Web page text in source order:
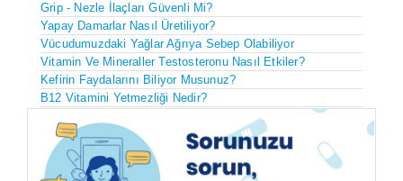
Grip - Nezle İlaçları Güvenli Mi?
Yapay Damarlar Nasıl Üretiliyor?
Vücudumuzdaki Yağlar Ağrıya Sebep Olabiliyor
Vitamin Ve Mineraller Testosteronu Nasıl Etkiler?
Kefirin Faydalarını Biliyor Musunuz?
B12 Vitamini Yetmezliği Nedir?